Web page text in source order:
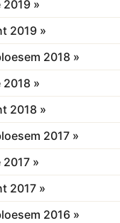
2019 »
2019 »
2018 »
2018 »
2018 »
2017 »
»
2017 »
2016 »